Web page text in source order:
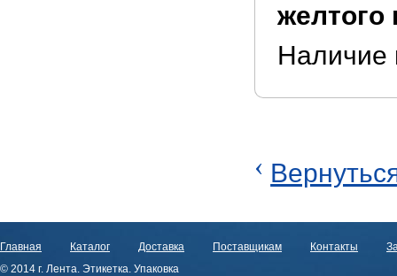
желтого
Наличие
‹
Главная Каталог Доставка Поставщикам Контакты
© 2014 г. Лента. Этикетка. Упаковка